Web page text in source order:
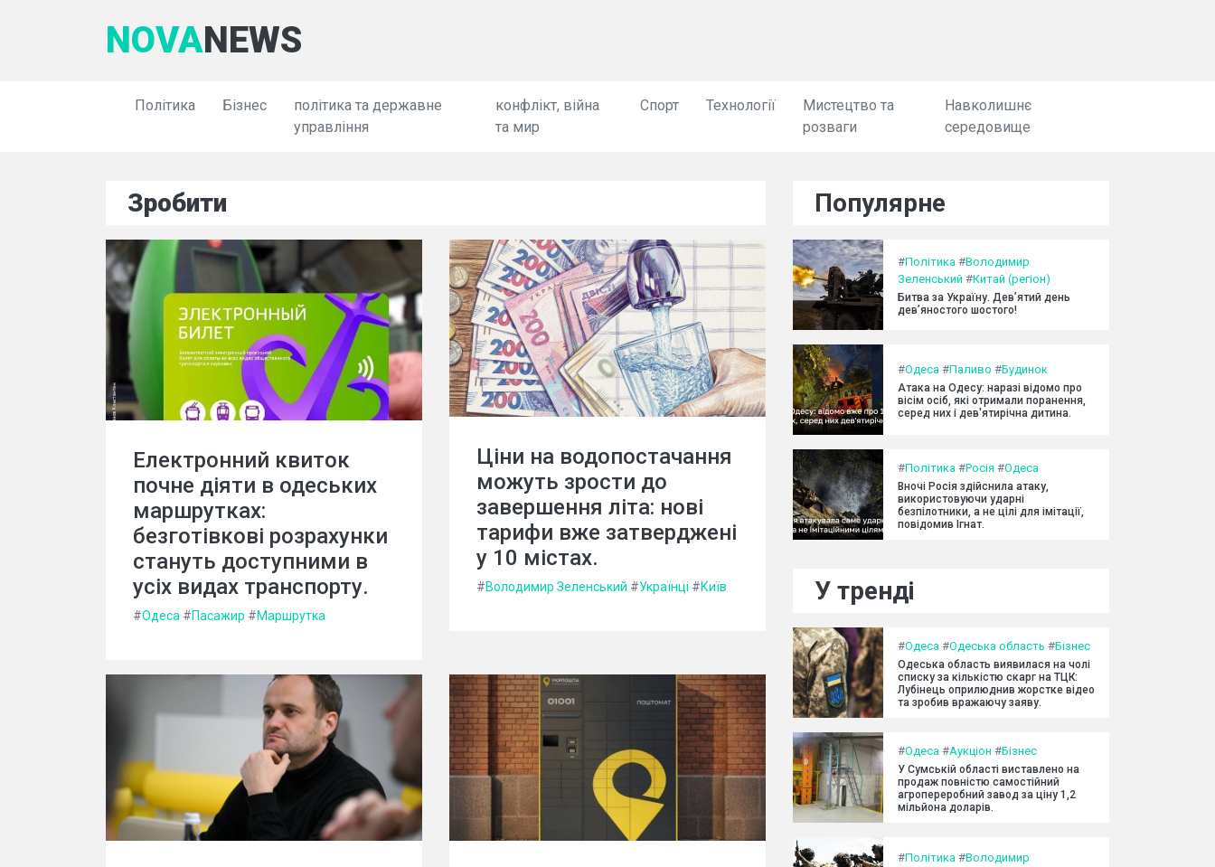
NOVANEWS
Політика Бізнес
політика та державне
управління
конфлікт, війна
та мир
Спорт Технології
Мистецтво та
розваги
Навколишнє
середовище
Зробити
Електронний квиток
почне діяти в одеських
маршрутках:
безготівкові розрахунки
стануть доступними в
усіх видах транспорту.
#Одеса #Пасажир #Маршрутка
Ціни на водопостачання
можуть зрости до
завершення літа: нові
тарифи вже затверджені
у 10 містах.
#Володимир Зеленський #Українці #Київ
Популярне
#Політика #Володимир
Зеленський #Китай (регіон)
Битва за Україну. Дев’ятий день
дев’яностого шостого!
#Одеса #Паливо #Будинок
Атака на Одесу: наразі відомо про
вісім осіб, які отримали поранення,
серед них і дев'ятирічна дитина.
#Політика #Росія #Одеса
Вночі Росія здійснила атаку,
використовуючи ударні
безпілотники, а не цілі для імітації,
повідомив Ігнат.
У тренді
#Одеса #Одеська область #Бізнес
Одеська область виявилася на чолі
списку за кількістю скарг на ТЦК:
Лубінець оприлюднив жорстке відео
та зробив вражаючу заяву.
#Одеса #Аукціон #Бізнес
У Сумській області виставлено на
продаж повністю самостійний
агропереробний завод за ціну 1,2
мільйона доларів.
#Політика #Володимир